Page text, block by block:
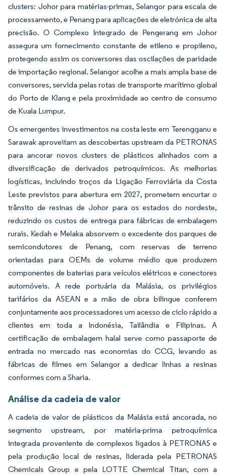
clusters: Johor para matérias-primas, Selangor para escala de
processamento, e Penang para aplicações de eletrónica de alta
precisão. O Complexo Integrado de Pengerang em Johor
assegura um fornecimento constante de etileno e propileno,
protegendo assim os conversores das oscilações de paridade
de importação regional. Selangor acolhe a mais ampla base de
conversores, servida pelas rotas de transporte marítimo global
do Porto de Klang e pela proximidade ao centro de consumo
de Kuala Lumpur.
Os emergentes investimentos na costa leste em Terengganu e
Sarawak aproveitam as descobertas upstream da PETRONAS
para ancorar novos clusters de plásticos alinhados com a
diversificação de derivados petroquímicos. As melhorias
logísticas, incluindo troços da Ligação Ferroviária da Costa
Leste previstos para abertura em 2027, prometem encurtar o
trânsito de resinas de Johor para os estados do nordeste,
reduzindo os custos de entrega para fábricas de embalagem
rurais. Kedah e Melaka absorvem o excedente dos parques de
semicondutores de Penang, com reservas de terreno
orientadas para OEMs de volume médio que produzem
componentes de baterias para veículos elétricos e conectores
automóveis. A rede portuária da Malásia, os privilégios
tarifários da ASEAN e a mão de obra bilingue conferem
conjuntamente aos processadores um acesso de ciclo rápido a
clientes em toda a Indonésia, Tailândia e Filipinas. A
certificação de embalagem halal serve como passaporte de
entrada no mercado nas economias do CCG, levando as
fábricas de filmes em Selangor a dedicar linhas a resinas
conformes com a Sharia.
Análise da cadeia de valor
A cadeia de valor de plásticos da Malásia está ancorada, no
segmento upstream, por matéria-prima petroquímica
integrada proveniente de complexos ligados à PETRONAS e
pela produção local de resinas, liderada pela PETRONAS
Chemicals Group e pela LOTTE Chemical Titan, com a